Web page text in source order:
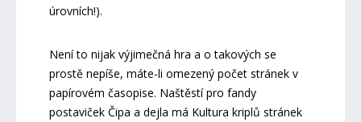
úrovních!).
Není to nijak výjimečná hra a o takových se
prostě nepíše, máte-li omezený počet stránek v
papírovém časopise. Naštěstí pro fandy
postaviček Čipa a dejla má Kultura kriplů stránek